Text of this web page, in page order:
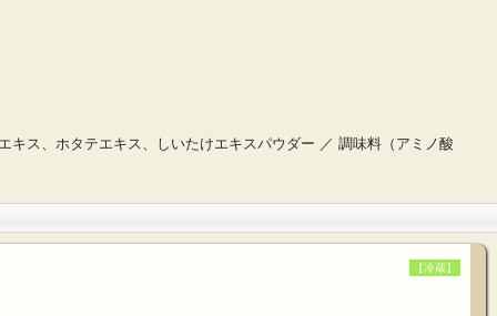
キス、ホタテエキス、しいたけエキスパウダー ／ 調味料（アミノ酸
【冷蔵】